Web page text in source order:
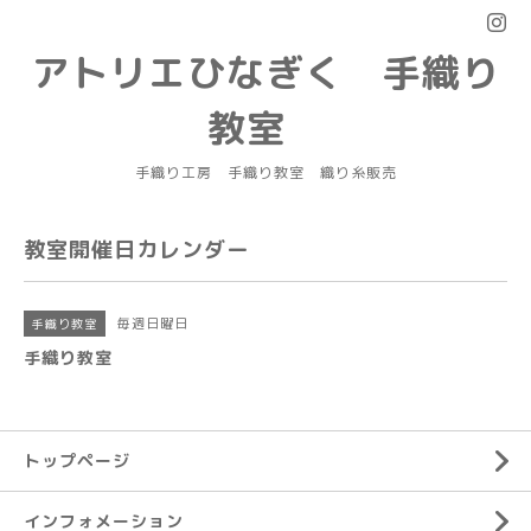
アトリエひなぎく 手織り
教室
手織り工房 手織り教室 織り糸販売
教室開催日カレンダー
手織り教室 毎週日曜日
手織り教室
トップページ
インフォメーション